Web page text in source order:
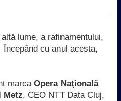
lume, a rafinamentului,
Începând cu anul acesta,
marca Opera Naţională
Metz, CEO NTT Data Cluj,